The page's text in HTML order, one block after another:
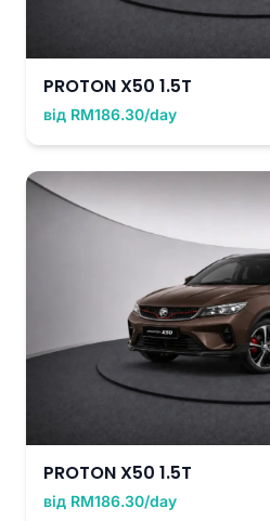
PROTON X50 1.5T
від RM186.30/day
PROTON X50 1.5T
від RM186.30/day